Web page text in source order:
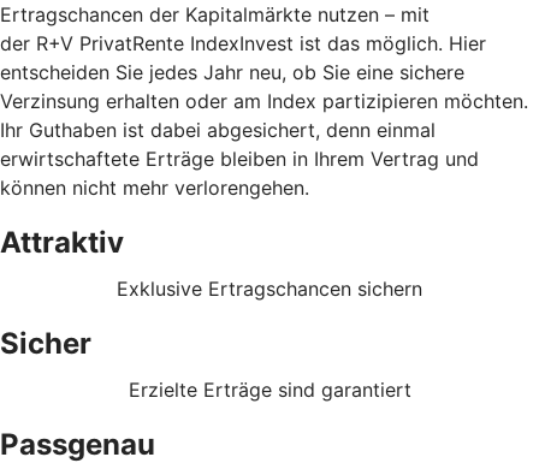
Ertragschancen der Kapitalmärkte nutzen – mit
der R+V PrivatRente IndexInvest ist das möglich. Hier
entscheiden Sie jedes Jahr neu, ob Sie eine sichere
Verzinsung erhalten oder am Index partizipieren möchten.
Ihr Guthaben ist dabei abgesichert, denn einmal
erwirtschaftete Erträge bleiben in Ihrem Vertrag und
können nicht mehr verlorengehen.
Attraktiv
Exklusive Ertragschancen sichern
Sicher
Erzielte Erträge sind garantiert
Passgenau